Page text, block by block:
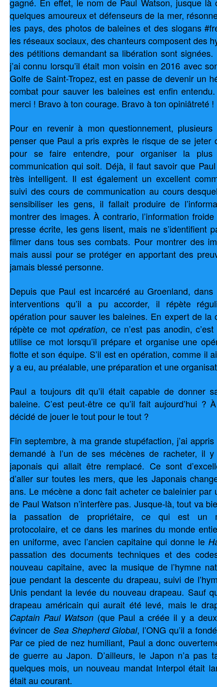
quelques amoureux et défenseurs de la mer,
les pays, des photos de baleines et des slogans
les réseaux sociaux, des chanteurs composent des
des pétitions demandant sa libération sont
j’ai connu lorsqu’il était mon voisin en 2016 avec
Golfe de Saint-Tropez, est en passe de devenir un
combat pour sauver les baleines est enfin
merci ! Bravo à ton courage. Bravo à ton opiniâtreté
Pour en revenir à mon questionnement,
penser que Paul a pris exprès le risque de se jeter
pour se faire entendre, pour organiser la plus
communication qui soit. Déjà, il faut savoir que
très intelligent. Il est également un excellent
suivi des cours de communication au cours
sensibiliser les gens, il fallait produire de
montrer des images. À contrario, l’information
presse écrite, les gens lisent, mais ne s’identifient
filmer dans tous ses combats. Pour montrer des
mais aussi pour se protéger en apportant des
jamais blessé personne.
Depuis que Paul est incarcéré au Groenland,
interventions qu’il a pu accorder, il répète
opération pour sauver les baleines. En expert de la
répète ce motopération, ce n’est pas anodin,
utilise ce mot lorsqu’il prépare et organise une
flotte et son équipe. S’il est en opération, comme il
y a eu, au préalable, une préparation et une
Paul a toujours dit qu’il était capable de donner
baleine. C’est peut-être ce qu’il fait aujourd’hui ?
décidé de jouer le tout pour le tout ?
Fin septembre, à ma grande stupéfaction, j’ai
demandé à l’un de ses mécènes de racheter, il
japonais qui allait être remplacé. Ce sont
d’aller sur toutes les mers, que les Japonais
ans. Le mécène a donc fait acheter ce baleinier par
de Paul Watson n’interfère pas. Jusque-là, tout va
la passation de propriétaire, ce qui est un
protocolaire, et ce dans les marines du monde
en uniforme, avec l’ancien capitaine qui donne le
passation des documents techniques et des
nouveau capitaine, avec la musique de l’hymne
joue pendant la descente du drapeau, suivi de
Unis pendant la levée du nouveau drapeau. Sauf
drapeau américain qui aurait été levé, mais le
Captain Paul Watson(que Paul a créée il y a deux
évincer de Sea Shepherd Global, l’ONG qu’il a
Par ce pied de nez humiliant, Paul a donc
de guerre au Japon. D’ailleurs, le Japon n’a pas
quelques mois, un nouveau mandat Interpol était
était au courant.